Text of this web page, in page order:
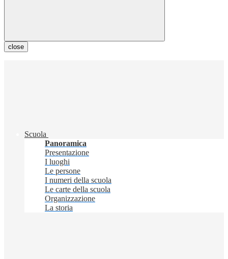
close
Scuola
Panoramica
Presentazione
I luoghi
Le persone
I numeri della scuola
Le carte della scuola
Organizzazione
La storia